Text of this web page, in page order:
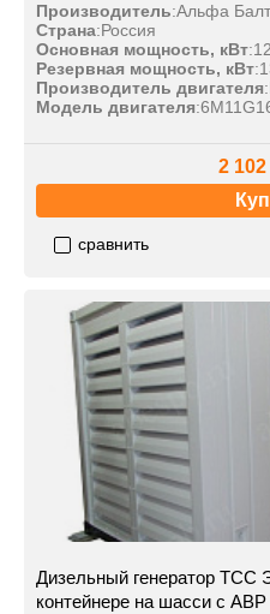
Производитель:Альфа
Страна:Россия
Основная мощность, кВт:
Резервная мощность, кВт:
Производитель двигателя:
Модель двигателя:
2
сравнить
Дизельный генератор
контейнере на шасси с АВР